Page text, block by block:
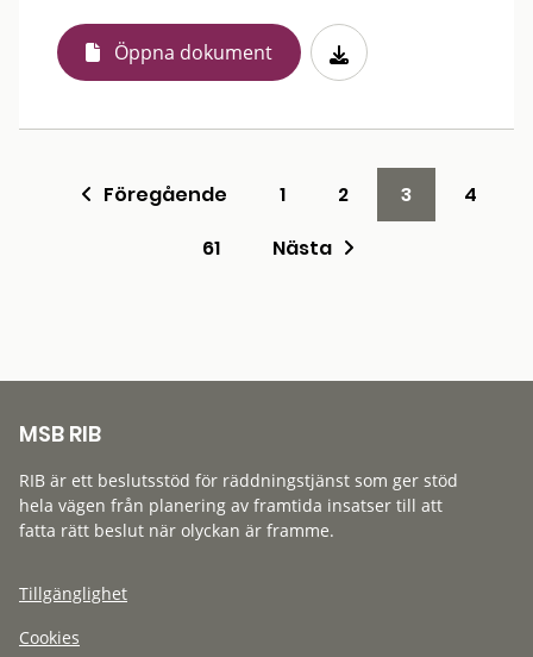
Öppna dokument
Föregående 1 2 3
4
61
Nästa
MSB RIB
RIB är ett beslutsstöd för räddningstjänst som ger stöd
hela vägen från planering av framtida insatser till att
fatta rätt beslut när olyckan är framme.
Tillgänglighet
Cookies